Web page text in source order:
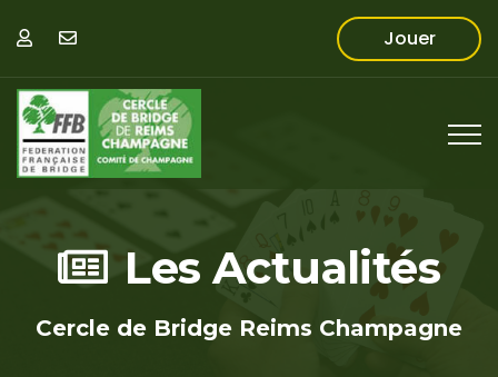
Jouer
Les Actualités
Cercle de Bridge Reims Champagne